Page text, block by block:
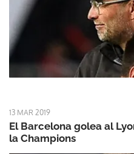
13 MAR 2019
El Barcelona golea al
la Champions